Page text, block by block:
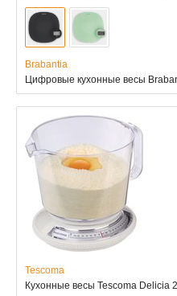
Brabantia
Цифровые кухонные весы
Tescoma
Кухонные весы Tescoma Delicia